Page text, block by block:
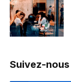
Suivez-nous